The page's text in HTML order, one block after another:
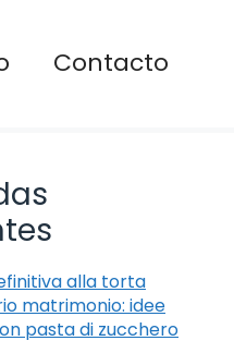
Contacto
alla torta
matrimonio: idee
pasta di zucchero